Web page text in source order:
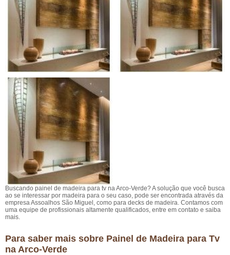
Buscando painel de madeira para tv na Arco-Verde? A solução que você busca
ao se interessar por madeira para o seu caso, pode ser encontrada através da
empresa Assoalhos São Miguel, como para decks de madeira. Contamos com
uma equipe de profissionais altamente qualificados, entre em contato e saiba
mais.
Para saber mais sobre Painel de Madeira para Tv
na Arco-Verde